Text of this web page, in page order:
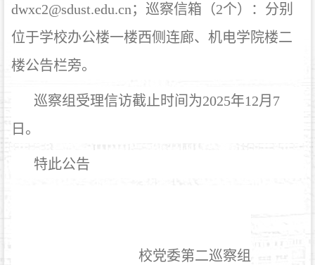
dwxc2@sdust.edu.cn；巡察信箱（2个）：分别
位于学校办公楼一楼西侧连廊、机电学院楼二
楼公告栏旁。
巡察组受理信访截止时间为2025年12月 7
日。
特此公告
校党委第二巡察组